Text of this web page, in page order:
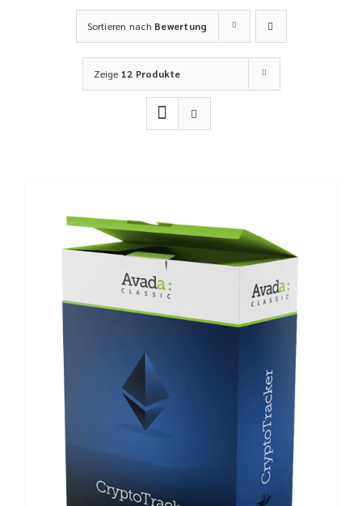
Sortieren nach Bewertung
Zeige 12 Produkte